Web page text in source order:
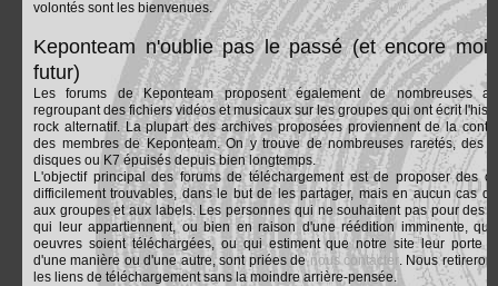
volontés sont les bienvenues.
Keponteam n'oublie pas le passé (et encore
futur)
Les forums de Keponteam proposent également de nombreuses
regroupant des fichiers vidéos et musicaux sur les groupes qui ont écrit
rock alternatif. La plupart des archives proposées proviennent de la
des membres de Keponteam. On y trouve de nombreuses raretés, des
disques ou K7 épuisés depuis bien longtemps.
L'objectif principal des forums de téléchargement est de proposer des
difficilement trouvables, dans le but de les partager, mais en aucun cas
aux groupes et aux labels. Les personnes qui ne souhaitent pas pour des
qui leur appartiennent, ou bien en raison d'une réédition imminente,
oeuvres soient téléchargées, ou qui estiment que notre site leur porte
d'une manière ou d'une autre, sont priées denous contacter. Nous
les liens de téléchargement sans la moindre arrière-pensée.